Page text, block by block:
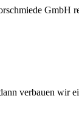
GmbH
verbauen wir